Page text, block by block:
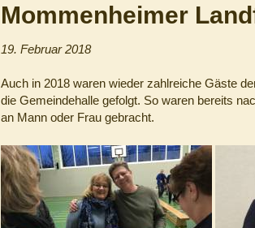
Mommenheimer
19. Februar 2018
Auch in 2018 waren wieder zahlreiche Gäste
die Gemeindehalle gefolgt. So waren bereits
an Mann oder Frau gebracht.